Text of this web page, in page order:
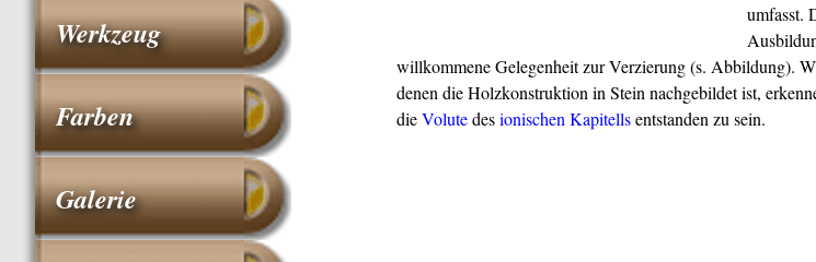
umfasst.
willkommene Gelegenheit zur Verzierung (s. Abbildung).
denen die Holzkonstruktion in Stein nachgebildet ist,
dieVolutedesionischen Kapitellsentstanden zu sein.
Werkzeug
Farben
Galerie